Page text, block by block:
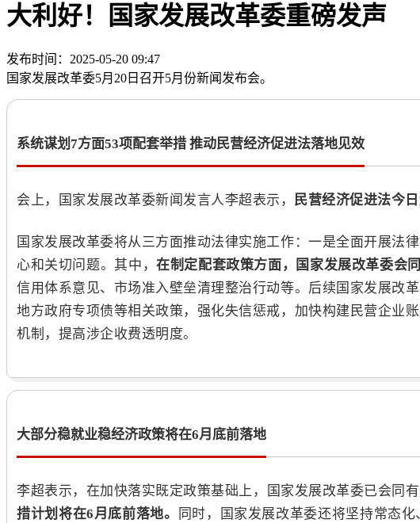
大利好！国家发展改革委重磅发声
发布时间：2025-05-20 09:47
国家发展改革委5月20日召开5月份新闻发布会。
系统谋划7方面53项配套举措 推动民营经济促进法落地见效
会上， 国家发展改革委新闻发言人李超表示， 民营经济促进法今
国家发展改革委将从三方面推动法律实施工作：一是全面开展法
心和关切问题。其中，在制定配套政策方面，国家发展改革委会
信用体系意见、市场准入壁垒清理整治行动等。后续国家发展改
地方政府专项债等相关政策，强化失信惩戒，加快构建民营企业
机制，提高涉企收费透明度。
大部分稳就业稳经济政策将在6月底前落地
李超表示，在加快落实既定政策基础上， 国家发展改革委已会同
措计划将在6月底前落地。
同时，
国家发展改革委还将坚持常态